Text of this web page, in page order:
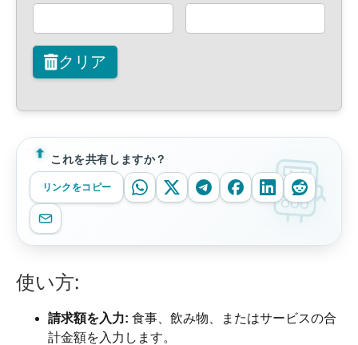
クリア
これを共有しますか？
リンクをコピー
使い方:
請求額を入力: 食事、飲み物、またはサービスの合
計金額を入力します。